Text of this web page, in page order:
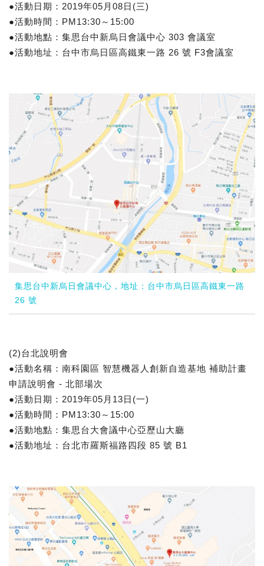
●活動日期：2019年05月08日(三)
●活動時間：PM13:30～15:00
●活動地點：集思台中新烏日會議中心 303 會議室
●活動地址：台中市烏日區高鐵東一路 26 號 F3會議室
集思台中新烏日會議中心，地址：台中市烏日區高鐵東一路
26 號
(2)台北說明會
●活動名稱：南科園區 智慧機器人創新自造基地 補助計畫
申請說明會 - 北部場次
●活動日期：2019年05月13日(一)
●活動時間：PM13:30～15:00
●活動地點：集思台大會議中心亞歷山大廳
●活動地址：台北市羅斯福路四段 85 號 B1